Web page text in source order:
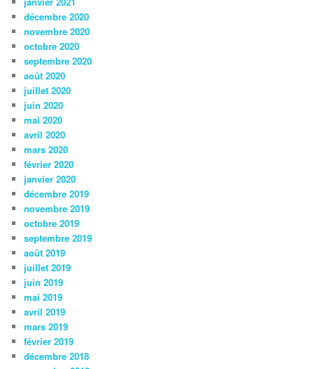
décembre 2020
novembre 2020
octobre 2020
septembre 2020
août 2020
juillet 2020
juin 2020
mai 2020
avril 2020
mars 2020
février 2020
janvier 2020
décembre 2019
novembre 2019
octobre 2019
septembre 2019
août 2019
juillet 2019
juin 2019
mai 2019
avril 2019
mars 2019
février 2019
décembre 2018